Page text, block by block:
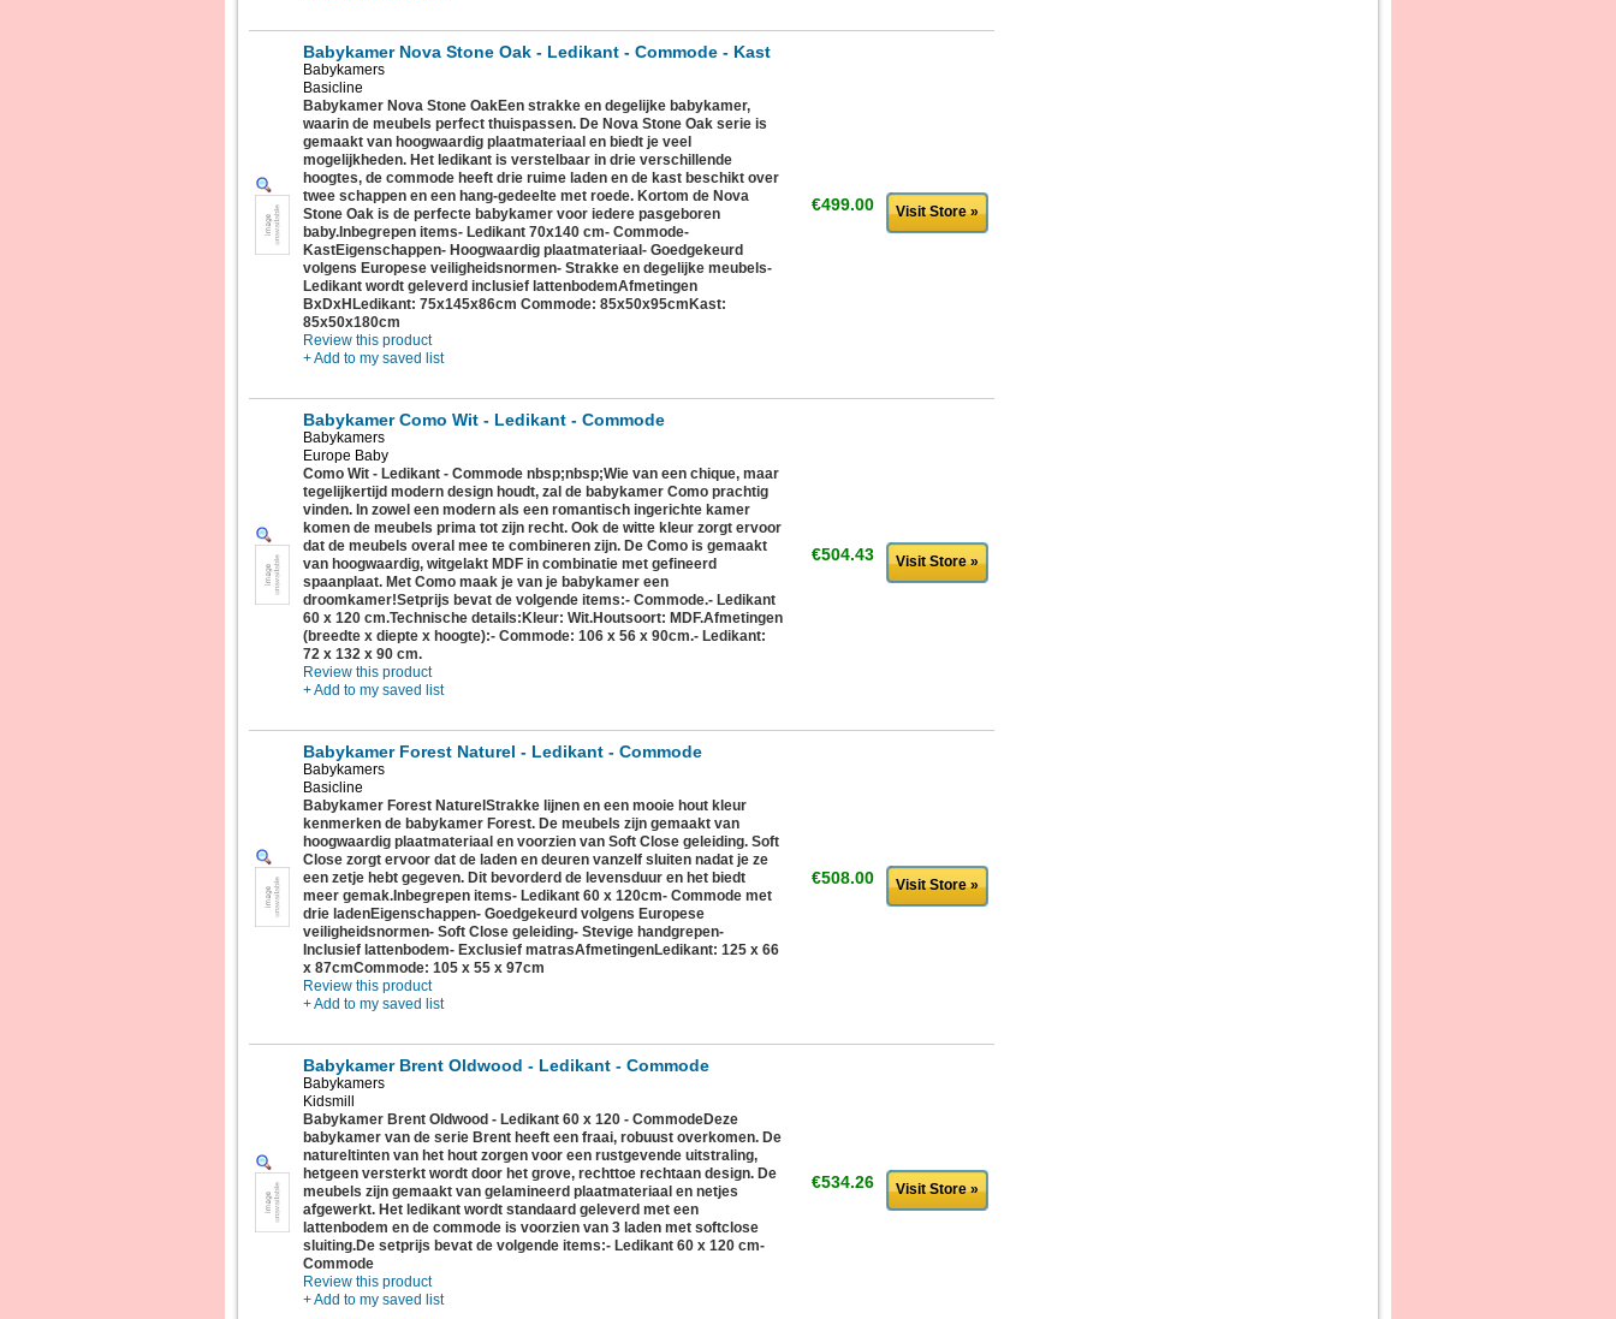
Babykamer Nova Stone Oak - Ledikant - Commode - Kast
Babykamers
Basicline
Babykamer Nova Stone OakEen strakke en degelijke babykamer,
waarin de meubels perfect thuispassen. De Nova Stone Oak serie is
gemaakt van hoogwaardig plaatmateriaal en biedt je veel
mogelijkheden. Het ledikant is verstelbaar in drie verschillende
hoogtes, de commode heeft drie ruime laden en de kast beschikt over
twee schappen en een hang-gedeelte met roede. Kortom de Nova
Stone Oak is de perfecte babykamer voor iedere pasgeboren
baby.Inbegrepen items- Ledikant 70x140 cm- Commode-
KastEigenschappen- Hoogwaardig plaatmateriaal- Goedgekeurd
volgens Europese veiligheidsnormen- Strakke en degelijke meubels-
Ledikant wordt geleverd inclusief lattenbodemAfmetingen
BxDxHLedikant: 75x145x86cm Commode: 85x50x95cmKast:
85x50x180cm
Review this product
+ Add to my saved list
€499.00 Visit Store »
Babykamer Como Wit - Ledikant - Commode
Babykamers
Europe Baby
Como Wit - Ledikant - Commode nbsp;nbsp;Wie van een chique, maar
tegelijkertijd modern design houdt, zal de babykamer Como prachtig
vinden. In zowel een modern als een romantisch ingerichte kamer
komen de meubels prima tot zijn recht. Ook de witte kleur zorgt ervoor
dat de meubels overal mee te combineren zijn. De Como is gemaakt
van hoogwaardig, witgelakt MDF in combinatie met gefineerd
spaanplaat. Met Como maak je van je babykamer een
droomkamer!Setprijs bevat de volgende items:- Commode.- Ledikant
60 x 120 cm.Technische details:Kleur: Wit.Houtsoort: MDF.Afmetingen
(breedte x diepte x hoogte):- Commode: 106 x 56 x 90cm.- Ledikant:
72 x 132 x 90 cm.
Review this product
+ Add to my saved list
€504.43 Visit Store »
Babykamer Forest Naturel - Ledikant - Commode
Babykamers
Basicline
Babykamer Forest NaturelStrakke lijnen en een mooie hout kleur
kenmerken de babykamer Forest. De meubels zijn gemaakt van
hoogwaardig plaatmateriaal en voorzien van Soft Close geleiding. Soft
Close zorgt ervoor dat de laden en deuren vanzelf sluiten nadat je ze
een zetje hebt gegeven. Dit bevorderd de levensduur en het biedt
meer gemak.Inbegrepen items- Ledikant 60 x 120cm- Commode met
drie ladenEigenschappen- Goedgekeurd volgens Europese
veiligheidsnormen- Soft Close geleiding- Stevige handgrepen-
Inclusief lattenbodem- Exclusief matrasAfmetingenLedikant: 125 x 66
x 87cmCommode: 105 x 55 x 97cm
Review this product
+ Add to my saved list
€508.00 Visit Store »
Babykamer Brent Oldwood - Ledikant - Commode
Babykamers
Kidsmill
Babykamer Brent Oldwood - Ledikant 60 x 120 - CommodeDeze
babykamer van de serie Brent heeft een fraai, robuust overkomen. De
natureltinten van het hout zorgen voor een rustgevende uitstraling,
hetgeen versterkt wordt door het grove, rechttoe rechtaan design. De
meubels zijn gemaakt van gelamineerd plaatmateriaal en netjes
afgewerkt. Het ledikant wordt standaard geleverd met een
lattenbodem en de commode is voorzien van 3 laden met softclose
sluiting.De setprijs bevat de volgende items:- Ledikant 60 x 120 cm-
Commode
Review this product
+ Add to my saved list
€534.26 Visit Store »